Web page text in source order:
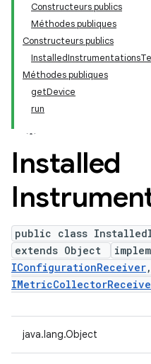
Constructeurs publics
Méthodes publiques
Constructeurs publics
Méthodes publiques
getDevice
run
Installed
public class
extends Object
IConfigurationReceiver
java.lang.Object